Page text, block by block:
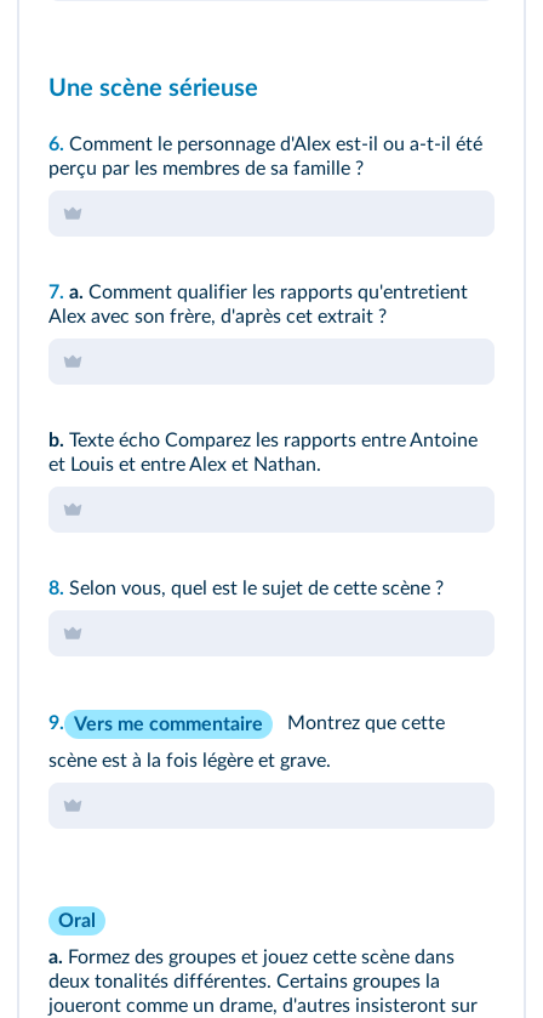
Une scène sérieuse
6. Comment le personnage d'Alex est‑il ou a‑t‑il été
perçu par les membres de sa famille ?
7. a. Comment qualifier les rapports qu'entretient
Alex avec son frère, d'après cet extrait ?
b. Texte écho Comparez les rapports entre Antoine
et Louis et entre Alex et Nathan.
8. Selon vous, quel est le sujet de cette scène ?
9. Vers me commentaire
Montrez que cette
scène est à la fois légère et grave.
Oral
a. Formez des groupes et jouez cette scène dans
deux tonalités différentes. Certains groupes la
joueront comme un drame, d'autres insisteront sur